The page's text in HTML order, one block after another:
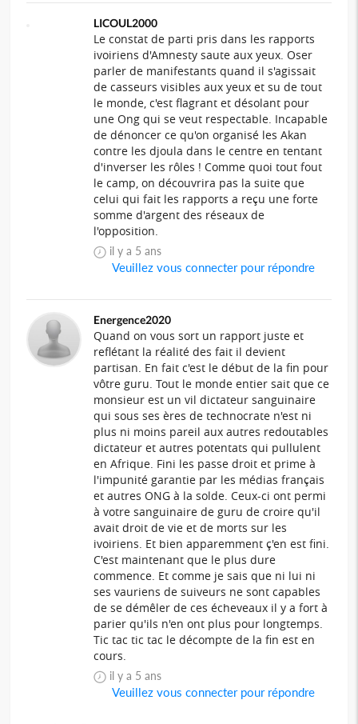
LICOUL2000
Le constat de parti pris dans les rapports
ivoiriens d'Amnesty saute aux yeux. Oser
parler de manifestants quand il s'agissait
de casseurs visibles aux yeux et su de tout
le monde, c'est flagrant et désolant pour
une Ong qui se veut respectable. Incapable
de dénoncer ce qu'on organisé les Akan
contre les djoula dans le centre en tentant
d'inverser les rôles ! Comme quoi tout fout
le camp, on découvrira pas la suite que
celui qui fait les rapports a reçu une forte
somme d'argent des réseaux de
l'opposition.
il y a 5 ans
Veuillez vous connecter pour répondre
Energence2020
Quand on vous sort un rapport juste et
reflétant la réalité des fait il devient
partisan. En fait c'est le début de la fin pour
vôtre guru. Tout le monde entier sait que ce
monsieur est un vil dictateur sanguinaire
qui sous ses ères de technocrate n'est ni
plus ni moins pareil aux autres redoutables
dictateur et autres potentats qui pullulent
en Afrique. Fini les passe droit et prime à
l'impunité garantie par les médias français
et autres ONG à la solde. Ceux-ci ont permi
à votre sanguinaire de guru de croire qu'il
avait droit de vie et de morts sur les
ivoiriens. Et bien apparemment ç'en est fini.
C'est maintenant que le plus dure
commence. Et comme je sais que ni lui ni
ses vauriens de suiveurs ne sont capables
de se démêler de ces écheveaux il y a fort à
parier qu'ils n'en ont plus pour longtemps.
Tic tac tic tac le décompte de la fin est en
cours.
il y a 5 ans
Veuillez vous connecter pour répondre